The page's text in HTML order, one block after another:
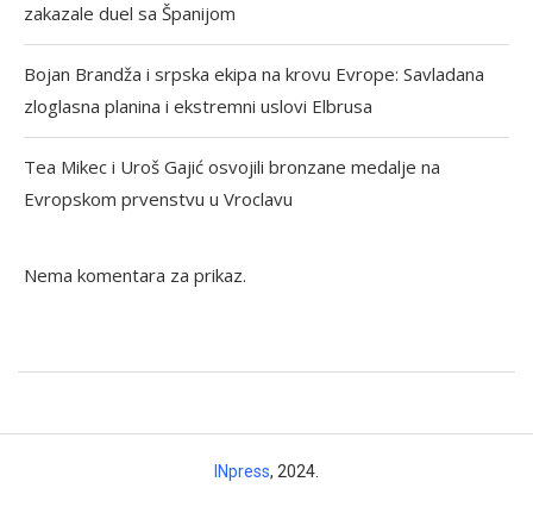
zakazale duel sa Španijom
Bojan Brandža i srpska ekipa na krovu Evrope: Savladana
zloglasna planina i ekstremni uslovi Elbrusa
Tea Mikec i Uroš Gajić osvojili bronzane medalje na
Evropskom prvenstvu u Vroclavu
Nema komentara za prikaz.
INpress, 2024.